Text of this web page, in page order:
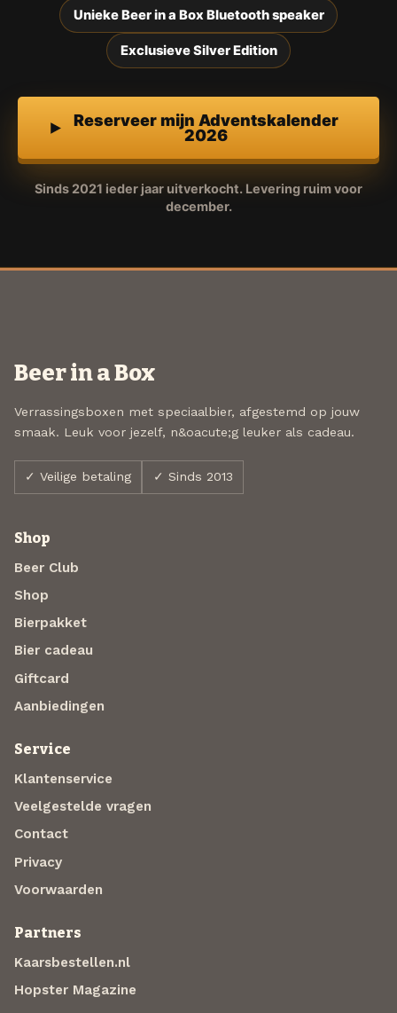
Unieke Beer in a Box Bluetooth speaker
Exclusieve Silver Edition
Reserveer mijn Adventskalender
2026
Sinds 2021 ieder jaar uitverkocht. Levering ruim voor
december.
Beer in a Box
Verrassingsboxen met speciaalbier, afgestemd op jouw
smaak. Leuk voor jezelf, n&oacute;g leuker als cadeau.
✓ Veilige betaling ✓ Sinds 2013
Shop
Beer Club
Shop
Bierpakket
Bier cadeau
Giftcard
Aanbiedingen
Service
Klantenservice
Veelgestelde vragen
Contact
Privacy
Voorwaarden
Partners
Kaarsbestellen.nl
Hopster Magazine